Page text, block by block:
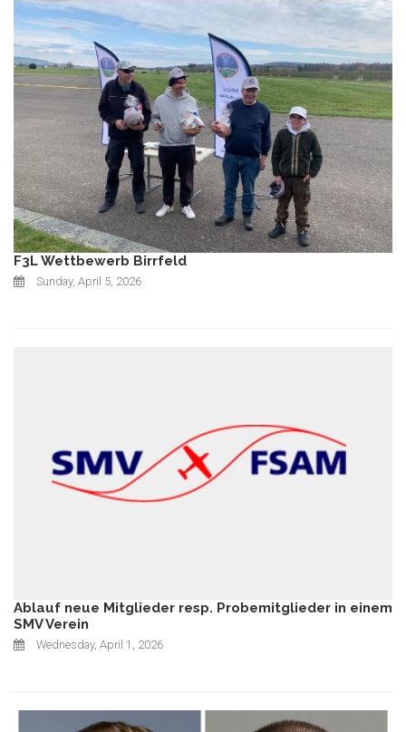
F3L Wettbewerb Birrfeld
Sunday, April 5, 2026
Ablauf neue Mitglieder resp. Probemitglieder in einem
SMV Verein
Wednesday, April 1, 2026